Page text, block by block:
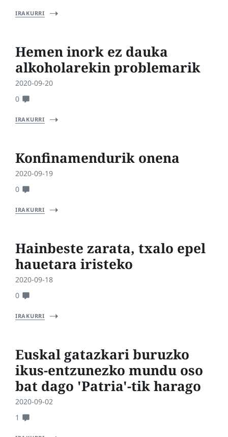
IRAKURRI
Hemen inork ez dauka
alkoholarekin problemarik
2020-09-20
0
IRAKURRI
Konfinamendurik onena
2020-09-19
0
IRAKURRI
Hainbeste zarata, txalo epel
hauetara iristeko
2020-09-18
0
IRAKURRI
Euskal gatazkari buruzko
ikus-entzunezko mundu oso
bat dago 'Patria'-tik harago
2020-09-02
1